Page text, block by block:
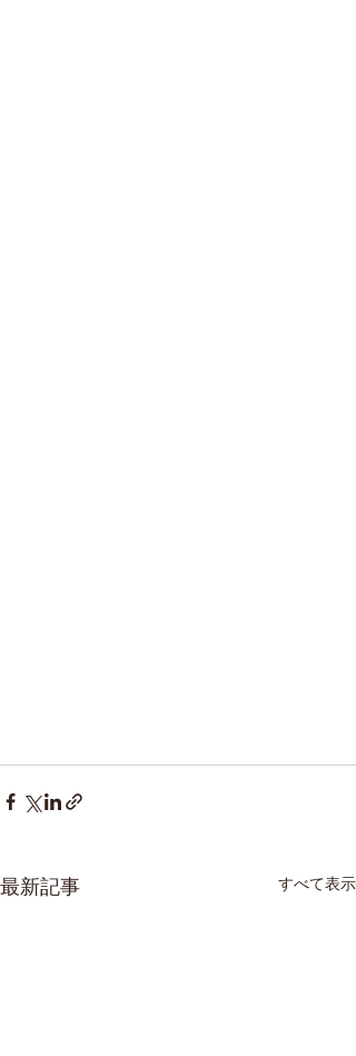
最新記事 すべて表示